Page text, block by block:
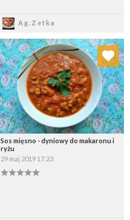
Ag.Zetka
Sos mięsno - dyniowy do makaronu i
ryżu
29 maj 2019 17:23
Dodaj do ulubionych
Wybierz listę: